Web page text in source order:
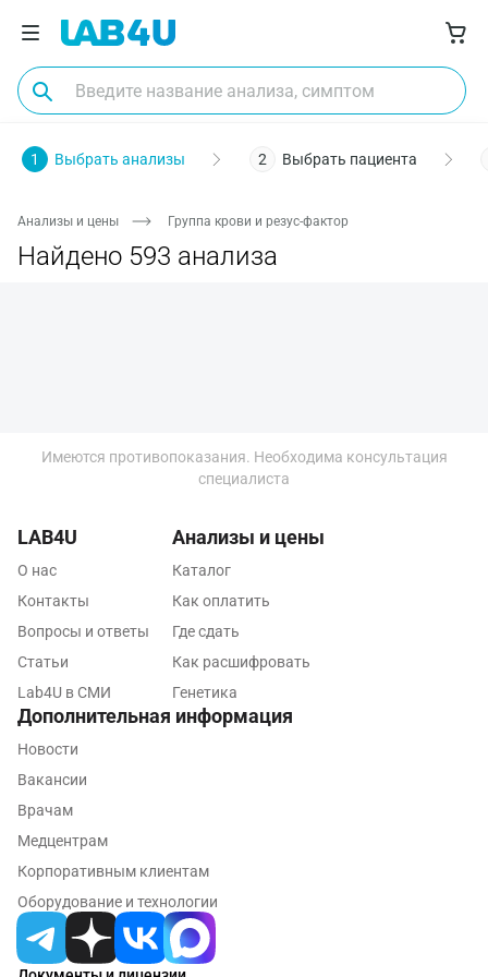
1 Выбрать анализы 2 Выбрать пациента
Анализы и цены Группа крови и резус-фактор
Найдено 593 анализа
Москва
Казань
Альметьевск
Армавир
Барнаул
Великий Новгород
Имеются противопоказания. Необходима консультация
специалиста
LAB4U
О нас
Контакты
Вопросы и ответы
Статьи
Lab4U в СМИ
Анализы и цены
Каталог
Как оплатить
Где сдать
Как расшифровать
Генетика
Дополнительная информация
Новости
Вакансии
Врачам
Медцентрам
Корпоративным клиентам
Оборудование и технологии